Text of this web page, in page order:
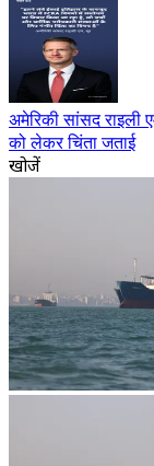
अमेरिकी सांसद राइली
को लेकर चिंता जताई
खोजें